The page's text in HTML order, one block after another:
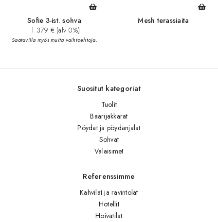
Sofie 3-ist. sohva
1 379 € (alv 0%)
Saatavilla myös muita vaihtoehtoja.
Mesh terassiaita
Suositut kategoriat
Tuolit
Baarijakkarat
Pöydät ja pöydänjalat
Sohvat
Valaisimet
Referenssimme
Kahvilat ja ravintolat
Hotellit
Hoivatilat